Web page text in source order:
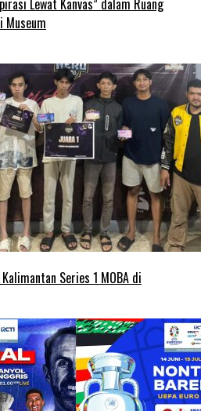
Lewat Kanvas” dalam Ruang
Series 1 MOBA di